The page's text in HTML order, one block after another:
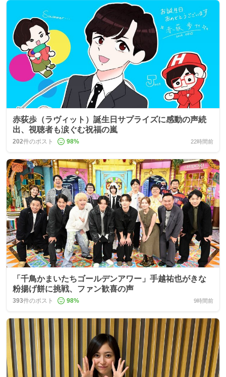
赤荻歩（ラヴィット）誕生日サプライズに感動の声続
出、視聴者も涙ぐむ祝福の嵐
202件のポスト 98% 22時間前
「千鳥かまいたちゴールデンアワー」手越祐也がきな
粉揚げ餅に挑戦、ファン歓喜の声
393件のポスト 98% 9時間前